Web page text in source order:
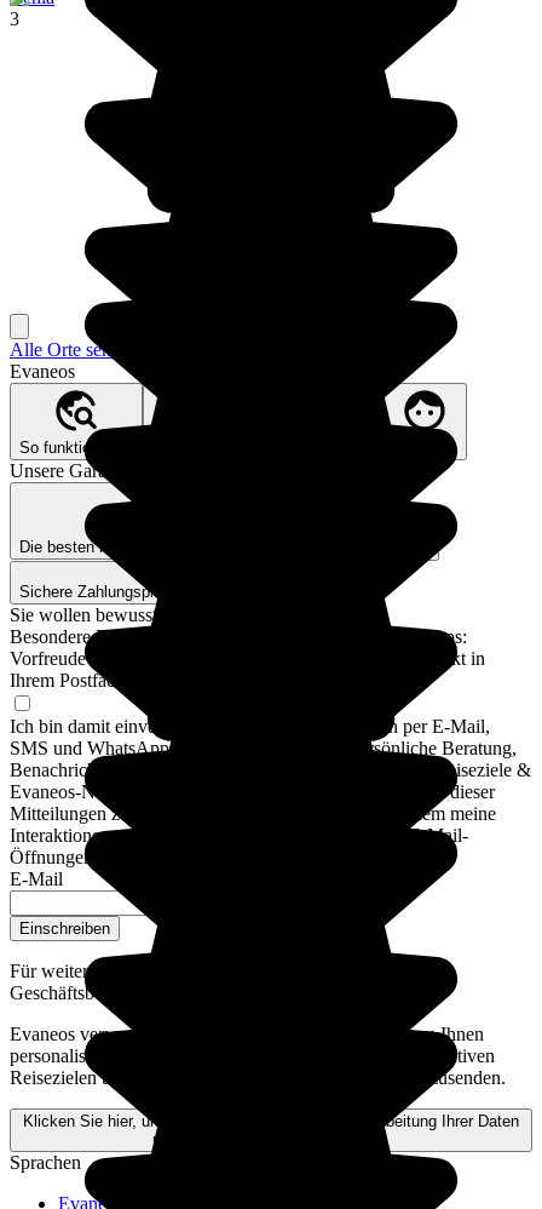
3
Alle Orte sehen
Evaneos
So funktioniert’s Über Uns
Unsere Garantien
Die besten lokalen Reiseexpert*innen
Sichere Zahlungsplattform
Sie wollen bewusst reisen?
Besondere Reiseziele, versteckte Orte, Nachhaltigkeitstipps:
Vorfreude auf spannende Reiseerlebnisse jede Woche direkt in
Ihrem Postfach.
Ich bin damit einverstanden, Evaneos-Mitteilungen per E-Mail,
SMS und WhatsApp-Nachricht zu erhalten: Persönliche Beratung,
Benachrichtigungen über meine Reisepläne, alternative Reiseziele &
Evaneos-Nachrichten. Um die Inhalte und die Häufigkeit dieser
Mitteilungen zu personalisieren, kann Evaneos außerdem meine
Interaktionen mit E-Mails analysieren, insbesondere E-Mail-
Öffnungen und Klicks.
E-Mail
Einschreiben
Für weitere Informationen,
Geschäftsbedingungen
Evaneos verwendet Ihre personenbezogenen Daten, um Ihnen
personalisierte Informationen zu Ihren Reiseplänen, alternativen
Reisezielen und aktuellen Neuigkeiten von Evaneos zuzusenden.
Klicken Sie hier, um weitere Informationen zur Verarbeitung Ihrer Daten
und zu Ihren Rechten zu erhalten.
Sprachen
Evaneos Schweiz